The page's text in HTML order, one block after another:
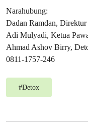
Narahubung:
Dadan Ramdan,
Adi Mulyadi, Ketua
Ahmad Ashov Birry,
0811-1757-246
#Detox